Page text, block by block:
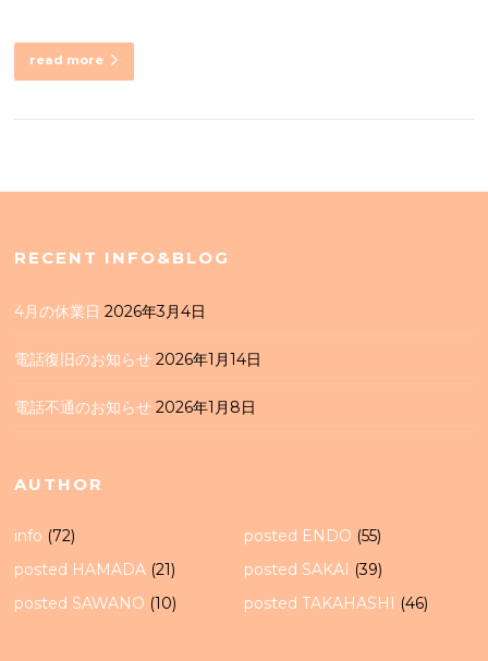
read more
RECENT INFO&BLOG
4月の休業日 2026年3月4日
電話復旧のお知らせ 2026年1月14日
電話不通のお知らせ 2026年1月8日
AUTHOR
info (72) posted ENDO (55)
posted HAMADA (21) posted SAKAI (39)
posted SAWANO (10) posted TAKAHASHI (46)